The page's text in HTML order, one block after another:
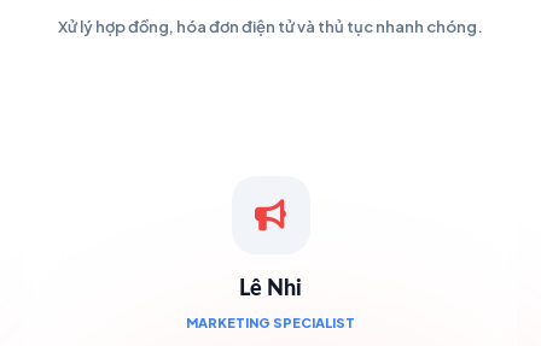
Xử lý hợp đồng, hóa đơn điện tử và thủ tục nhanh chóng.
Lê Nhi
MARKETING SPECIALIST